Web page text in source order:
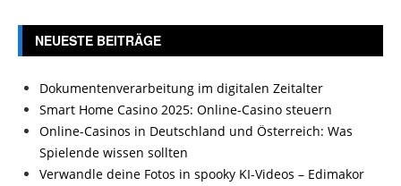
NEUESTE BEITRÄGE
Dokumentenverarbeitung im digitalen Zeitalter
Smart Home Casino 2025: Online-Casino steuern
Online-Casinos in Deutschland und Österreich: Was
Spielende wissen sollten
Verwandle deine Fotos in spooky KI-Videos – Edimakor